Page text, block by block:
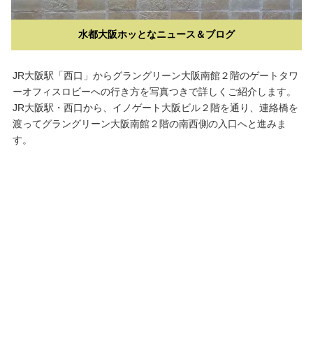
水都大阪ホッとなニュース＆ブログ
JR大阪駅「西口」からグラングリーン大阪南館２階のゲートタワ
ーオフィスロビーへの行き方を写真つきで詳しくご紹介します。
JR大阪駅・西口から、イノゲート大阪ビル２階を通り、連絡橋を
渡ってグラングリーン大阪南館２階の南西側の入口へと進みま
す。